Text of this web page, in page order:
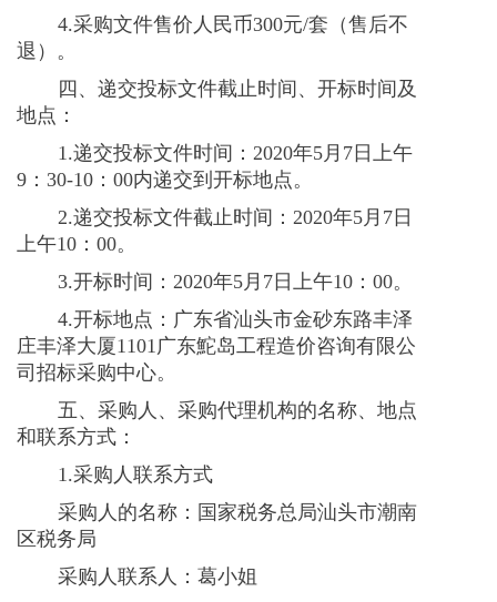
4.采购文件售价人民币300元/套（售后不
退）。
四、递交投标文件截止时间、开标时间及
地点：
1.递交投标文件时间：2020年5月7日上午
9 ： 30-10 ： 00内递交到开标地点。
2.递交投标文件截止时间：2020年5月7日
上午10 ： 00。
3.开标时间：2020年5月7日上午10 ：00。
4.开标地点：广东省汕头市金砂东路丰泽
庄丰泽大厦1101广东鮀岛工程造价咨询有限公
司招标采购中心。
五、采购人、采购代理机构的名称、地点
和联系方式：
1.采购人联系方式
采购人的名称：国家税务总局汕头市潮南
区税务局
采购人联系人：葛小姐